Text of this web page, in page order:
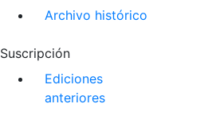
Archivo histórico
Suscripción
Ediciones
anteriores